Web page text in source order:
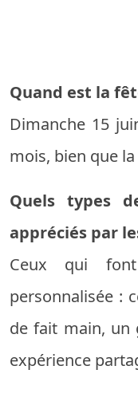
Quand est la
Dimanche 15
mois, bien que
Quels types
appréciés par
Ceux qui font
personnalisée :
de fait main, un
expérience